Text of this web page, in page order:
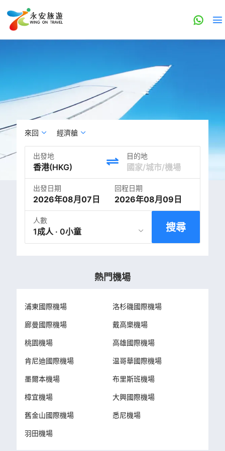
來回 經濟艙
出發地 目的地
出發日期
2026年08月07日
回程日期
2026年08月09日
人數
1成人 · 0小童 搜尋
熱門機場
浦東國際機場 洛杉磯國際機場
廊曼國際機場 戴高樂機場
桃園機場 高雄國際機場
肯尼迪國際機場 温哥華國際機場
墨爾本機場 布里斯班機場
樟宜機場 大興國際機場
舊金山國際機場 悉尼機場
羽田機場